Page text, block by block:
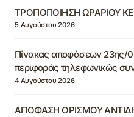
ΤΡΟΠΟΠΟΙΗΣΗ ΩΡΑΡΙΟΥ
5 Αυγούστου 2026
Πίνακας αποφάσεων 23ης/
περιφοράς τηλεφωνικώς
4 Αυγούστου 2026
ΑΠΟΦΑΣΗ ΟΡΙΣΜΟΥ